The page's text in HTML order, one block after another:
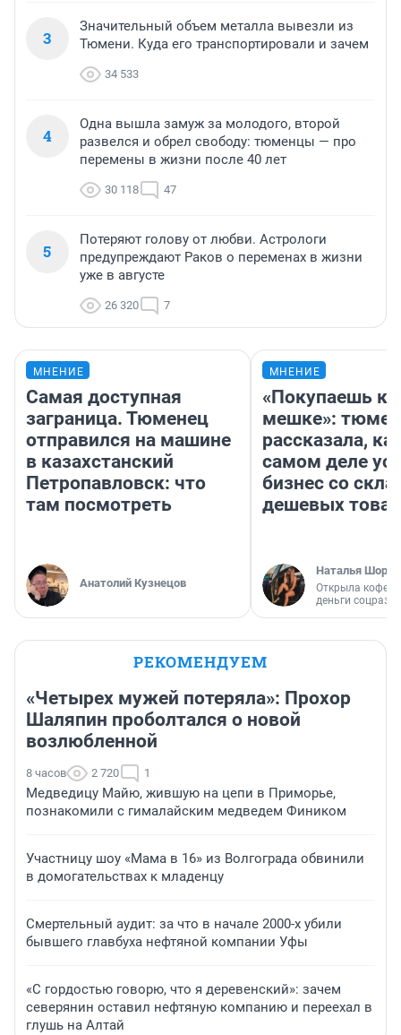
3
Значительный объем металла вывезли из
Тюмени. Куда его транспортировали и зачем
34 533
4
Одна вышла замуж за молодого, второй
развелся и обрел свободу: тюменцы — про
перемены в жизни после 40 лет
30 118 47
5
Потеряют голову от любви. Астрологи
предупреждают Раков о переменах в жизни
уже в августе
26 320 7
МНЕНИЕ
Самая доступная
заграница. Тюменец
отправился на машине
в казахстанский
Петропавловск: что
там посмотреть
Анатолий Кузнецов
МНЕНИЕ
«Покупаешь
мешке»:
рассказала,
самом деле
бизнес со
дешевых
Наталья
Открыла
деньги
РЕКОМЕНДУЕМ
«Четырех мужей потеряла»: Прохор
Шаляпин проболтался о новой
возлюбленной
8 часов 2 720 1
Медведицу Майю, жившую на цепи в Приморье,
познакомили с гималайским медведем Фиником
Участницу шоу «Мама в 16» из Волгограда обвинили
в домогательствах к младенцу
Смертельный аудит: за что в начале 2000-х убили
бывшего главбуха нефтяной компании Уфы
«С гордостью говорю, что я деревенский»: зачем
северянин оставил нефтяную компанию и переехал в
глушь на Алтай